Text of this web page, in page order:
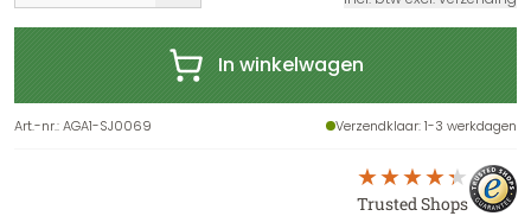
In winkelwagen
Art.-nr.:AGA1-SJ0069 Verzendklaar: 1-3 werkdagen
Trusted Shops